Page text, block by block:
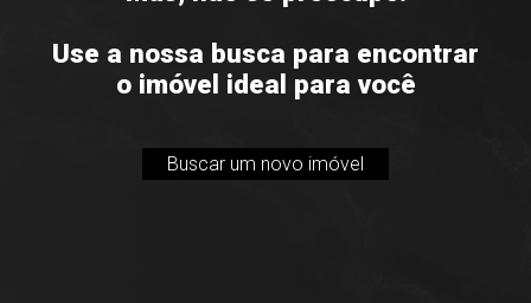
Use a nossa busca para encontrar
o imóvel ideal para você
Buscar um novo imóvel